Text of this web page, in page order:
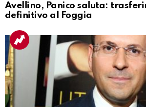
Avellino, Panico saluta:
definitivo al Foggia